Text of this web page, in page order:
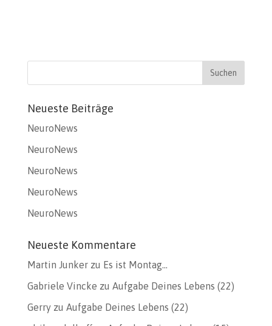
Neueste Beiträge
NeuroNews
NeuroNews
NeuroNews
NeuroNews
NeuroNews
Neueste Kommentare
Martin Junkerzu Es ist Montag…
Gabriele Vincke zu Aufgabe Deines Lebens (22)
Gerryzu Aufgabe Deines Lebens (22)